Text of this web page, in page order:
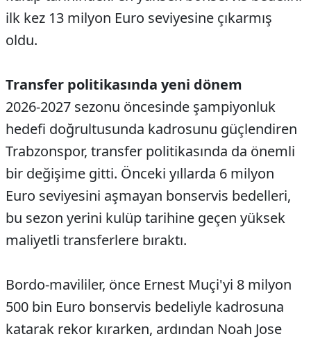
ilk kez 13 milyon Euro seviyesine çıkarmış
oldu.
Transfer politikasında yeni dönem
2026-2027 sezonu öncesinde şampiyonluk
hedefi doğrultusunda kadrosunu güçlendiren
Trabzonspor, transfer politikasında da önemli
bir değişime gitti. Önceki yıllarda 6 milyon
Euro seviyesini aşmayan bonservis bedelleri,
bu sezon yerini kulüp tarihine geçen yüksek
maliyetli transferlere bıraktı.
Bordo-mavililer, önce Ernest Muçi'yi 8 milyon
500 bin Euro bonservis bedeliyle kadrosuna
katarak rekor kırarken, ardından Noah Jose